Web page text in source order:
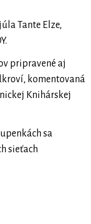
Tante Elze,
pripravené aj
komentovaná
Knihárskej
sa
sieťach